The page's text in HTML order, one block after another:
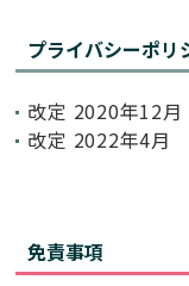
プライバシーポリ
改定 2020年12月
改定 2022年4月
免責事項